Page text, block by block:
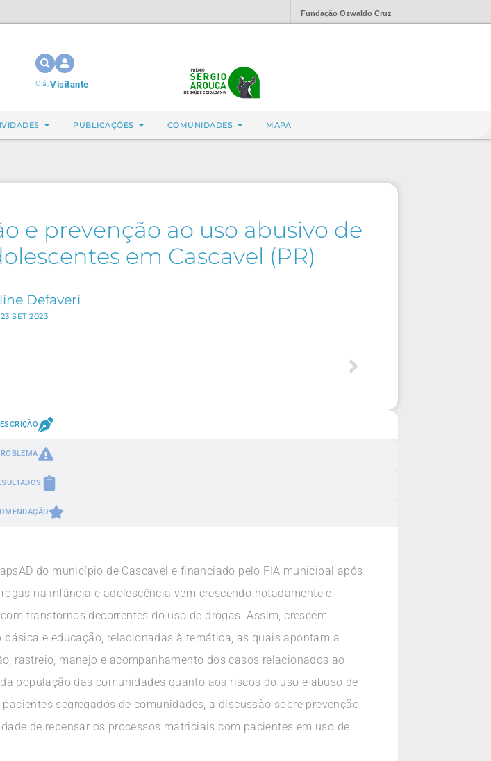
Fundação Oswaldo Cruz
Olá,Visitante
PUBLICAÇÕES COMUNIDADES MAPA
e prevenção ao uso abusivo de
em Cascavel (PR)
Defaveri
23 SET 2023
do município de Cascavel e financiado pelo FIA municipal após
na infância e adolescência vem crescendo notadamente e
transtornos decorrentes do uso de drogas. Assim, crescem
e educação, relacionadas à temática, as quais apontam a
rastreio, manejo e acompanhamento dos casos relacionados ao
população das comunidades quanto aos riscos do uso e abuso de
segregados de comunidades, a discussão sobre prevenção
de repensar os processos matriciais com pacientes em uso de